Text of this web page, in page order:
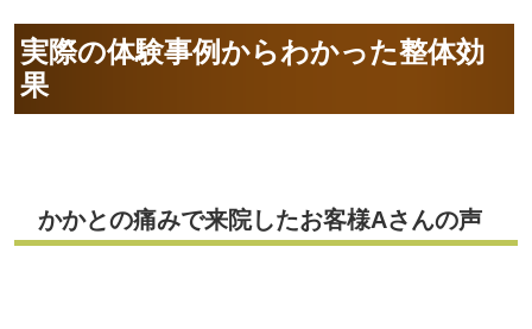
実際の体験事例からわかった整体効
果
かかとの痛みで来院したお客様Aさんの声